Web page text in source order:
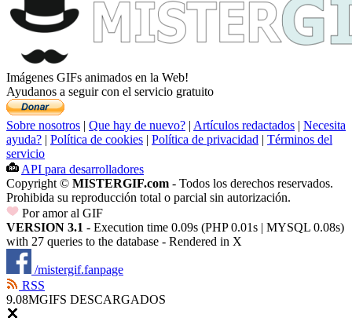
Imágenes GIFs animados en la Web!
Ayudanos a seguir con el servicio gratuito
Sobre nosotros | Que hay de nuevo? | Artículos redactados | Necesita
ayuda? | Política de cookies | Política de privacidad | Términos del
servicio
API para desarrolladores
Copyright © MISTERGIF.com - Todos los derechos reservados.
Prohibida su reproducción total o parcial sin autorización.
Por amor al GIF
VERSION 3.1 - Execution time 0.09s (PHP 0.01s | MYSQL 0.08s)
with 27 queries to the database - Rendered in X
/mistergif.fanpage
RSS
9.08MGIFS DESCARGADOS